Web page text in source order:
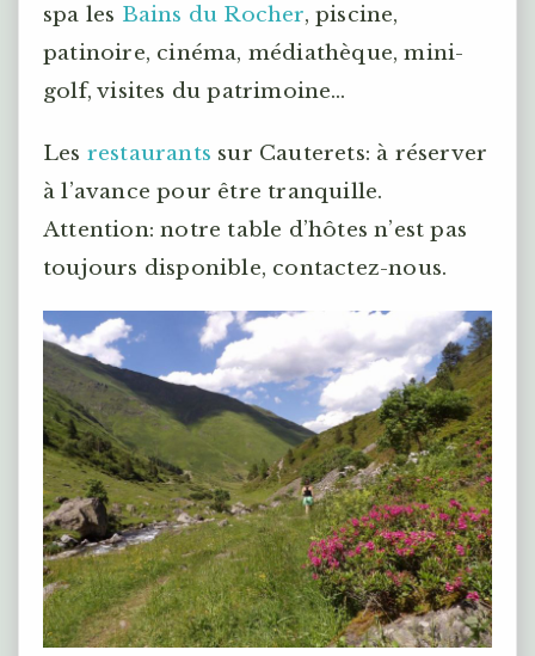
spa les Bains du Rocher, piscine,
patinoire, cinéma, médiathèque, mini-
golf, visites du patrimoine…
Les restaurants sur Cauterets: à réserver
à l’avance pour être tranquille.
Attention: notre table d’hôtes n’est pas
toujours disponible, contactez-nous.